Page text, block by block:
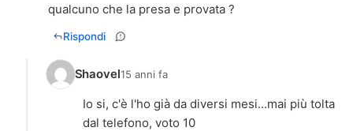
qualcuno che la presa e provata ?
Rispondi
Shaovel15 anni fa
Io si, c'è l'ho già da diversi mesi...mai più tolta
dal telefono, voto 10